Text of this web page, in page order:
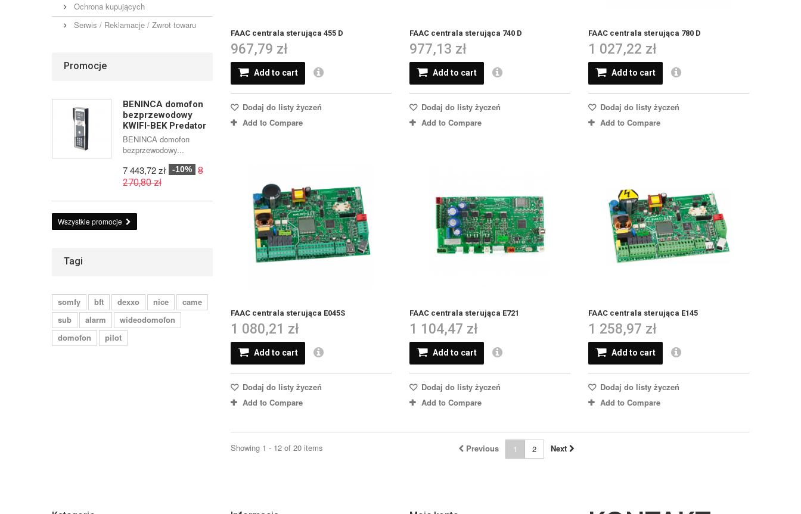
FAAC centrala sterująca 455 D
967,79 zł
Add to cart
Dodaj do listy życzeń
Add to Compare
FAAC centrala sterująca 740 D
977,13 zł
Add to cart
Dodaj do listy życzeń
Add to Compare
FAAC centrala sterująca 780 D
1 027,22 zł
Add to cart
Dodaj do listy życzeń
Add to Compare
FAAC centrala sterująca E045S
1 080,21 zł
Add to cart
Dodaj do listy życzeń
Add to Compare
FAAC centrala sterująca E721
1 104,47 zł
Add to cart
Dodaj do listy życzeń
Add to Compare
FAAC centrala sterująca E145
1 258,97 zł
Add to cart
Dodaj do listy życzeń
Add to Compare
Previous 1 2 Next
Showing 1 - 12 of 20 items
Ochrona kupujących
Serwis / Reklamacje / Zwrot towaru
Promocje
BENINCA domofon
bezprzewodowy
KWIFI-BEK Predator
BENINCA domofon
bezprzewodowy...
7 443,72 zł -10%
8
270,80 zł
Wszystkie promocje
Tagi
somfy bft dexxo nice
came
sub
alarm
wideodomofon
domofon
pilot